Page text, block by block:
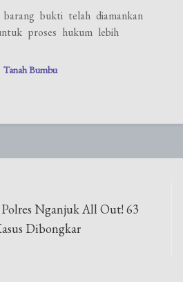
bukti telah diamankan
proses hukum lebih
Tanah Bumbu
Nganjuk All Out! 63
Dibongkar